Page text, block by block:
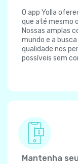
O app Yolla
que até mesmo
Nossas amplas
mundo e a
qualidade nos
possíveis sem
Mantenha